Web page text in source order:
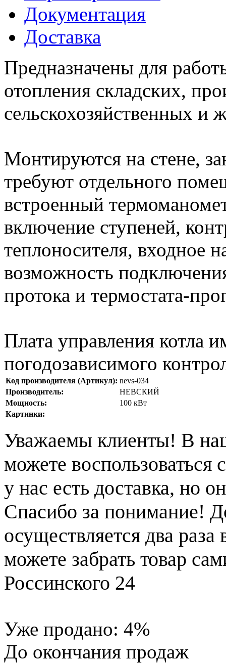
Документация
Доставка
Предназначены для
отопления складских,
сельскохозяйственных и
Монтируются на стене,
требуют отдельного
встроенный
включение ступеней,
теплоносителя, входное
возможность
протока и термостата-
Плата управления котла
погодозависимого
Код производителя (Артикул): nevs-034
Производитель:
НЕВСКИЙ
Мощность:
100 кВт
Картинки:
Уважаемы клиенты! В
можете воспользоваться
у нас есть доставка, но
Спасибо за понимание!
осуществляется два
можете забрать товар
Россинского 24
Уже продано: 4%
До окончания продаж